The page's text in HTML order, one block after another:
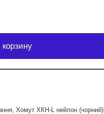
корзину
, Хомут ХКН-L нейлон (чорний)